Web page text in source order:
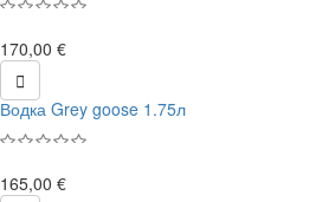
170,00 €

Водка Grey goose 1.75л
165,00 €